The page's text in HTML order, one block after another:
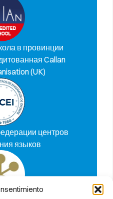
в провинции
Callan
(UK)
центров
языков